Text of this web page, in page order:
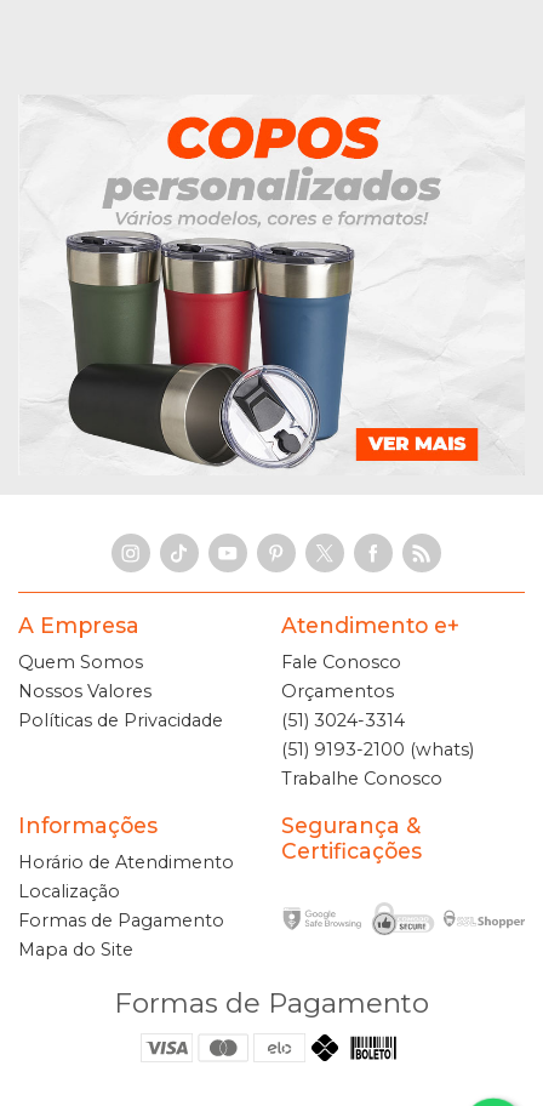
A Empresa
Quem Somos
Nossos Valores
Políticas de Privacidade
Atendimento e+
Fale Conosco
Orçamentos
(51) 3024-3314
(51) 9193-2100 (whats)
Trabalhe Conosco
Informações
Horário de Atendimento
Localização
Formas de Pagamento
Mapa do Site
Segurança &
Certificações
Formas de Pagamento